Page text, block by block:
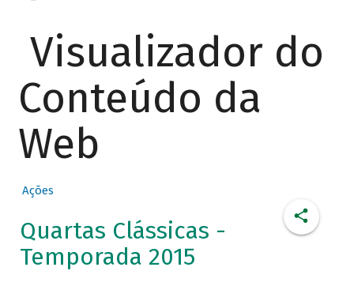
Visualizador do
Conteúdo da
Web
Ações
Quartas Clássicas -
Temporada 2015